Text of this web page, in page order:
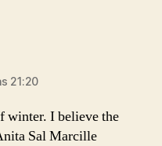
21:20
winter. I believe the
Sal Marcille